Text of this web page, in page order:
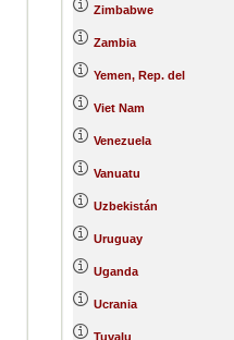
Zimbabwe
Zambia
Yemen, Rep. del
Viet Nam
Venezuela
Vanuatu
Uzbekistán
Uruguay
Uganda
Ucrania
Tuvalu